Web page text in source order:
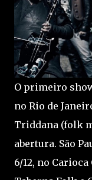
O primeiro
no Rio de
Triddana (folk
abertura. São
6/12, no